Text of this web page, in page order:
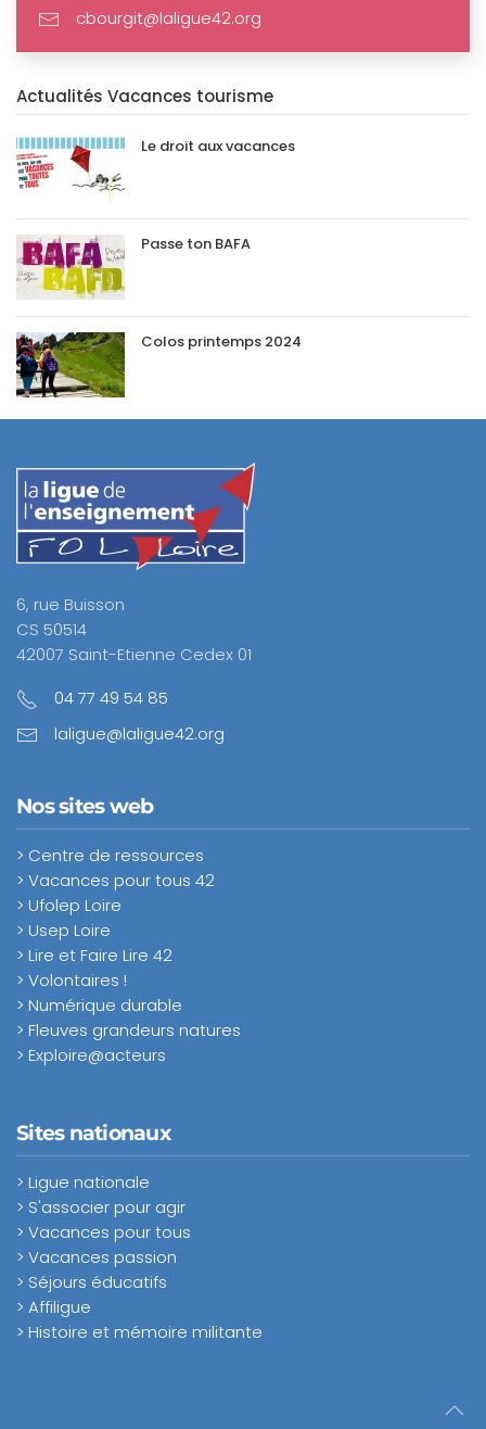
cbourgit@laligue42.org
Actualités Vacances tourisme
Le droit aux vacances
Passe ton BAFA
Colos printemps 2024
6, rue Buisson
CS 50514
42007 Saint-Etienne Cedex 01
04 77 49 54 85
laligue@laligue42.org
Nos sites web
> Centre de ressources
> Vacances pour tous 42
> Ufolep Loire
> Usep Loire
> Lire et Faire Lire 42
> Volontaires !
> Numérique durable
> Fleuves grandeurs natures
> Exploire@acteurs
Sites nationaux
> Ligue nationale
> S'associer pour agir
> Vacances pour tous
> Vacances passion
> Séjours éducatifs
> Affiligue
> Histoire et mémoire militante